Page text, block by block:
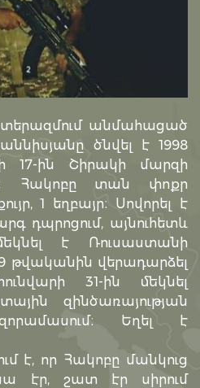
անմահացած
ծնվել է 1998
17-ին Շիրակի մարզի
Հակոբը տան փոքր
1 եղբայր։ Սովորել է
դպրոցում, այնուհետև
է Ռուսաստանի
թվականին վերադարձել
31-ին մեկնել
զինծառայության
Եղել է
է, որ Հակոբը մանկուց
էր, շատ էր սիրում